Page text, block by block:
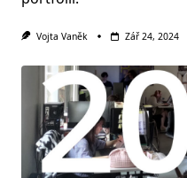
Vojta Vaněk Zář 24, 2024